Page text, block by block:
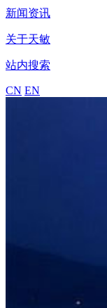
新闻资讯
关于天敏
站内搜索
CN EN